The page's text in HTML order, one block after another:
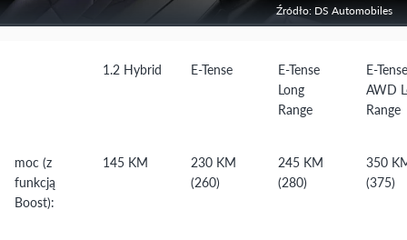
Źródło: DS Automobiles
1.2 Hybrid E-Tense
E-Tense
Long
Range
E-
AWD
Range
moc (z
funkcją
Boost):
145 KM
230 KM
(260)
245 KM
(280)
350
(375)